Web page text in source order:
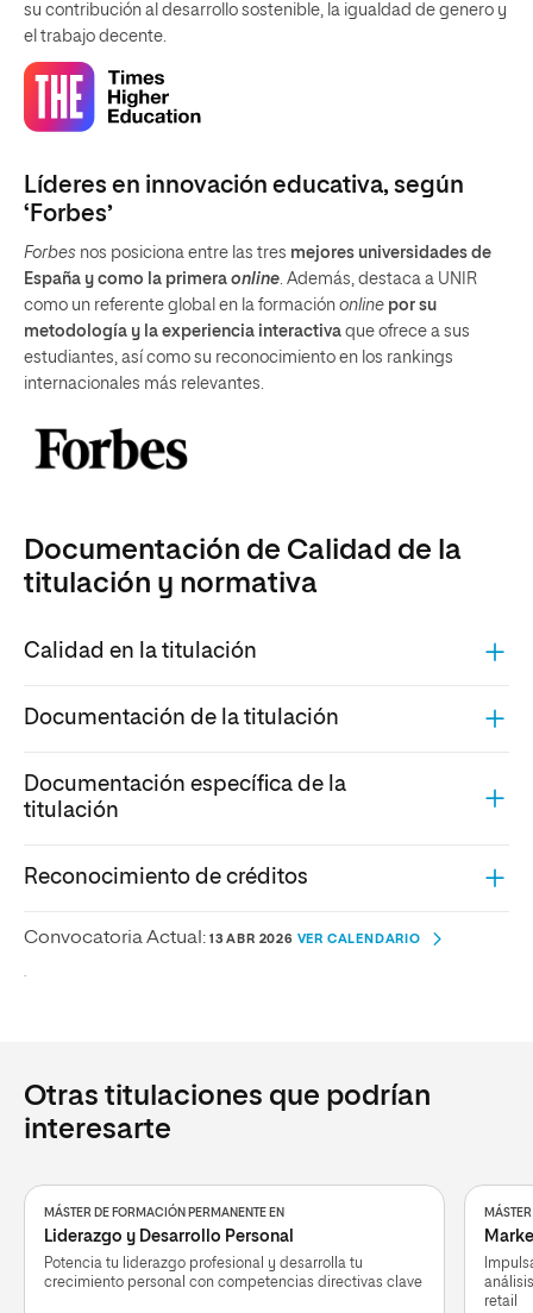
su contribución al desarrollo sostenible, la igualdad de genero y
el trabajo decente.
Líderes en innovación educativa, según
‘Forbes’
Forbes nos posiciona entre las tres mejores universidades de
España y como la primera online. Además, destaca a UNIR
como un referente global en la formación online por su
metodología y la experiencia interactiva que ofrece a sus
estudiantes, así como su reconocimiento en los rankings
internacionales más relevantes.
Documentación de Calidad de la
titulación y normativa
Calidad en la titulación
Documentación de la titulación
Documentación específica de la
titulación
Reconocimiento de créditos
Convocatoria Actual: 13 ABR 2026 VER CALENDARIO
Otras titulaciones que podrían
interesarte
MÁSTER DE FORMACIÓN PERMANENTE EN
Liderazgo y Desarrollo Personal
Potencia tu liderazgo profesional y desarrolla tu
crecimiento personal con competencias directivas clave
retail